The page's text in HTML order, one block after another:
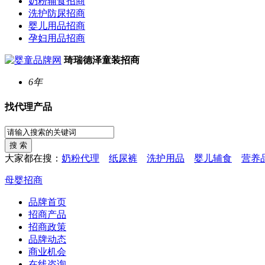
洗护防尿招商
婴儿用品招商
孕妇用品招商
琦瑞德泽童装招商
6年
找代理产品
大家都在搜： 奶粉代理 纸尿裤 洗护用品 婴儿辅食 营养
母婴招商
品牌首页
招商产品
招商政策
品牌动态
商业机会